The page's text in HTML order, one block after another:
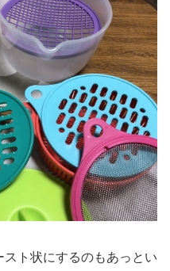
ト状にするのもあっとい